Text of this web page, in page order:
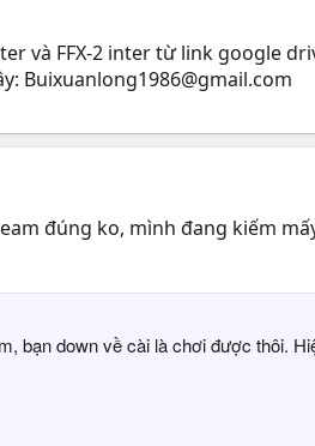
và FFX-2 inter từ link
Buixuanlong1986@gmail.com
đúng ko, mình đang kiếm
bạn down về cài là chơi được thôi.